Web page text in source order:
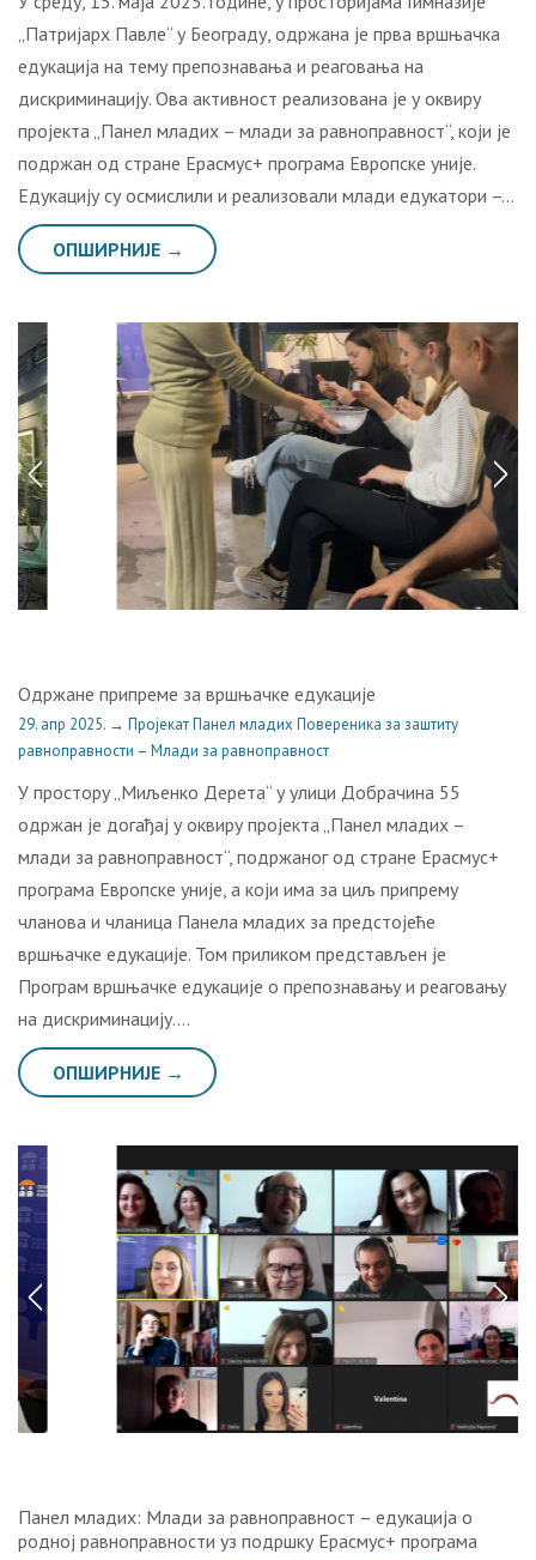
„Патријарх Павле“ у Београду, одржана је прва вршњачка
едукација на тему препознавања и реаговања на
дискриминацију. Ова активност реализована је у оквиру
пројекта „Панел младих – млади за равноправност“, који је
подржан од стране Ерасмус+ програма Европске уније.
Едукацију су осмислили и реализовали млади едукатори –…
ОПШИРНИЈЕ →
Одржане припреме за вршњачке едукације
29. апр 2025. → Пројекат Панел младих Повереника за заштиту
равноправности – Млади за равноправност
У простору „Миљенко Дерета“ у улици Добрачина 55
одржан је догађај у оквиру пројекта „Панел младих –
млади за равноправност“, подржаног од стране Ерасмус+
програма Европске уније, а који има за циљ припрему
чланова и чланица Панела младих за предстојеће
вршњачке едукације. Том приликом представљен је
Програм вршњачке едукације о препознавању и реаговању
на дискриминацију….
ОПШИРНИЈЕ →
Панел младих: Млади за равноправност – едукација о
родној равноправности уз подршку Ерасмус+ програма